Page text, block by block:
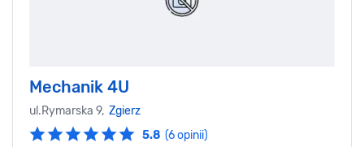
Mechanik 4U
ul.Rymarska 9, Zgierz
5.8 (6 opinii)